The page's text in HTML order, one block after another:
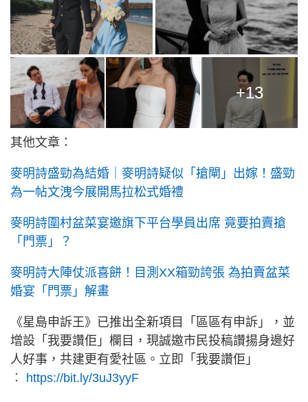
+13
其他文章：
麥明詩盛勁為結婚｜麥明詩疑似「搶閘」出嫁！盛勁
為一帖文洩今展開馬拉松式婚禮
麥明詩圍村盆菜宴邀旗下平台學員出席 竟要拍賣搶
「門票」？
麥明詩大陣仗派喜餅！目測XX箱勁誇張 為拍賣盆菜
婚宴「門票」解畫
《星島申訴王》已推出全新項目「區區有申訴」，並
增設「我要讚佢」欄目，現誠邀市民投稿讚揚身邊好
人好事，共建更有愛社區。立即「我要讚佢」
︰ https://bit.ly/3uJ3yyF